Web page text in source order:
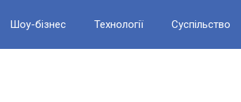
Шоу-бізнес Технології Суспільство